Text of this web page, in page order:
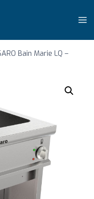
Bain Marie LQ –